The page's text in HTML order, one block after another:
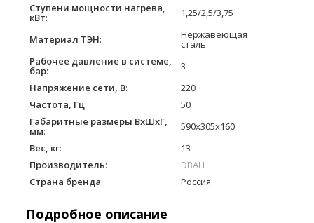
Ступени мощности нагрева,
кВт: 1,25/2,5/3,75
Материал ТЭН: Нержавеющая
сталь
Рабочее давление в системе,
бар:
3
Напряжение сети, В:
220
Частота, Гц:
50
Габаритные размеры ВхШхГ,
мм:
590х305х160
Вес, кг:
13
Производитель:
ЭВАН
Страна бренда: Россия
Подробное описание